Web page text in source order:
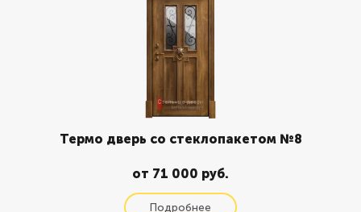
Термо дверь со стеклопакетом №8
от 71 000 руб.